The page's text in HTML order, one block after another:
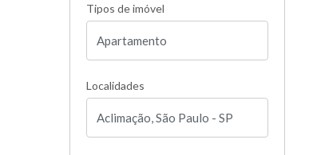
Tipos de imóvel
Localidades